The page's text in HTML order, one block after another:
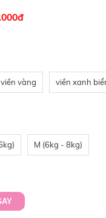
viền vàng viền xanh
M (6kg - 8kg)